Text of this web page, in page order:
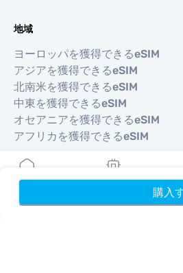
購入
地域
ヨーロッパを獲得できるeSIM
アジアを獲得できるeSIM
北南米を獲得できるeSIM
中東を獲得できるeSIM
オセアニアを獲得できるeSIM
アフリカを獲得できるeSIM
国
米国を獲得できるeSIM